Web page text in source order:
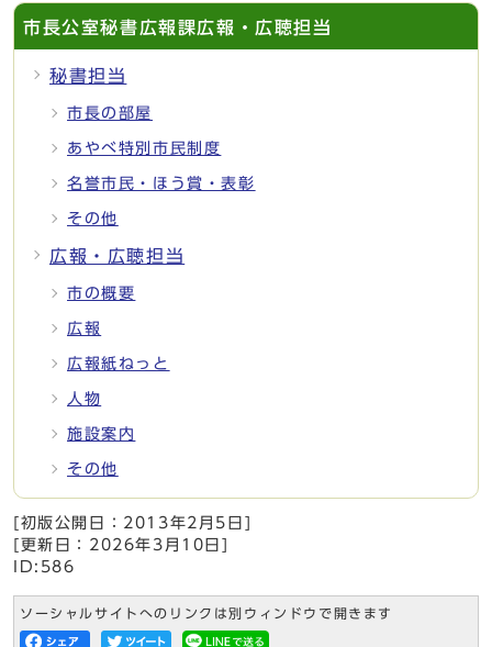
市長公室秘書広報課広報・広聴担当
秘書担当
市長の部屋
あやべ特別市民制度
名誉市民・ほう賞・表彰
その他
広報・広聴担当
市の概要
広報
広報紙ねっと
人物
施設案内
その他
[初版公開日： 2013年2月5日 ]
[更新日： 2026年3月10日 ]
ID:586
ソーシャルサイトへのリンクは別ウィンドウで開きます